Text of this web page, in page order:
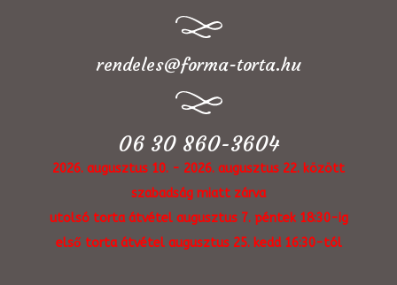
rendeles@forma-torta.hu
06 30 860-3604
2026. augusztus 10. - 2026. augusztus 22. között
szabadság miatt zárva
utolsó torta átvétel augusztus 7. péntek 18:30-ig
első torta átvétel augusztus 25. kedd 16:30-tól